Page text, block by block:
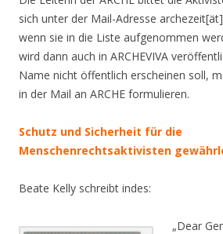
sich unter der Mail-Adresse
wenn sie in die Liste aufgenommen
wird dann auch in ARCHEVIVA
Name nicht öffentlich erscheinen soll,
in der Mail an ARCHE formulieren.
Schutz und Sicherheit für die
Menschenrechtsaktivisten
Beate Kelly schreibt indes:
„Dear